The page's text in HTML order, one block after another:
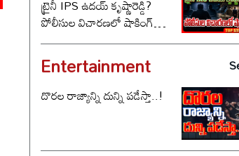
ట్రైనీ IPS ఉదయ్ కృష్ణారెడ్డి?
పోలీసుల విచారణలో షాకింగ్
ట్విస్టులు!
Entertainment
దొరల రాజ్యాన్ని దున్ని పడేస్తా..!